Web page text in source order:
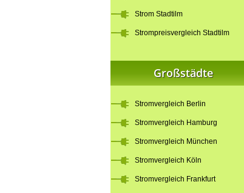
Strom Stadtilm
Strompreisvergleich Stadtilm
Großstädte
Stromvergleich Berlin
Stromvergleich Hamburg
Stromvergleich München
Stromvergleich Köln
Stromvergleich Frankfurt